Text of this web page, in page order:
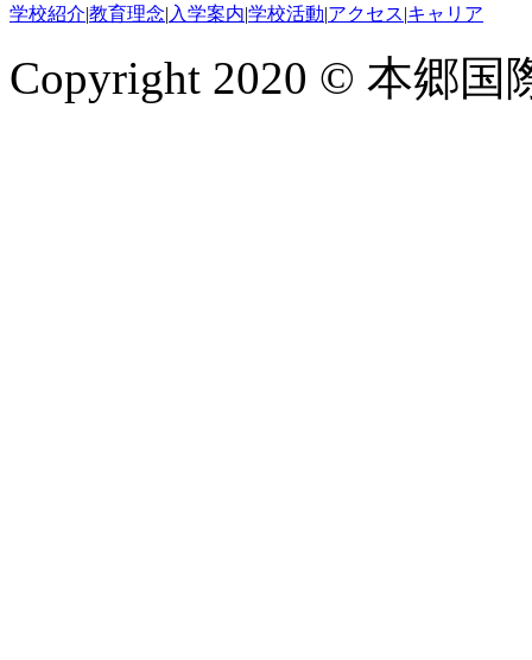
学校紹介|教育理念| 入学案内|学校活動|アクセス|キャリア
Copyright 2020 © 本郷国